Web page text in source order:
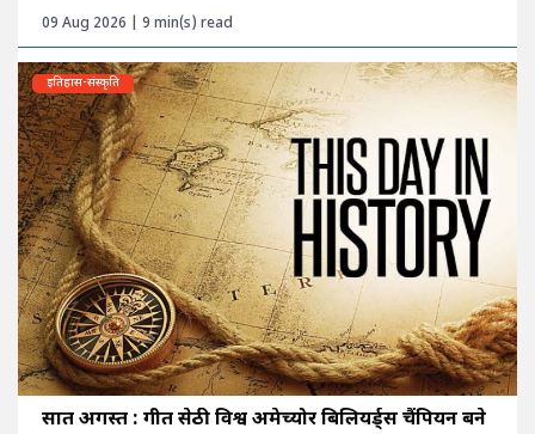
09 Aug 2026 | 9 min(s) read
इतिहास-संस्कृति
सात अगस्त : गीत सेठी विश्व अमेच्योर बिलियर्ड्स चैंपियन बने